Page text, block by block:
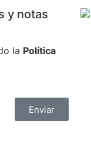
y notas
la Política
Enviar